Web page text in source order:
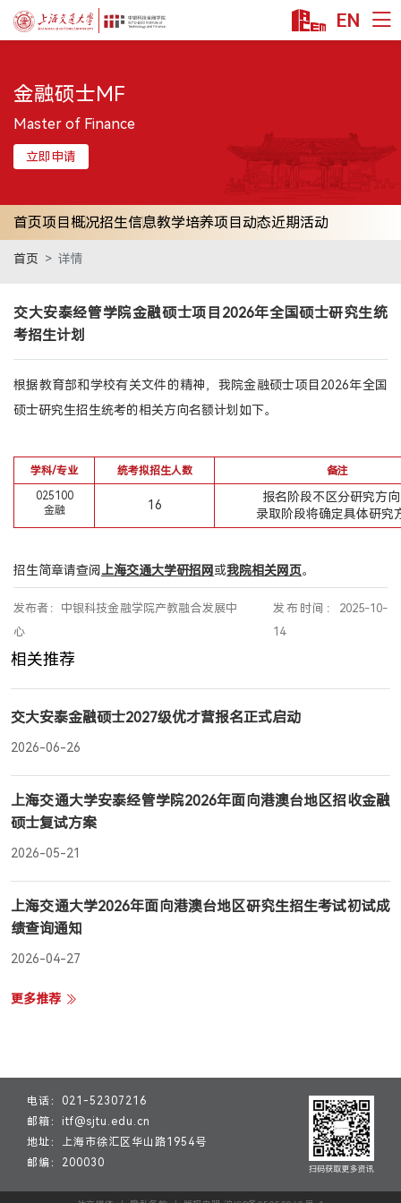
课程项目
技术转移硕士MTT
科技金融MBA
金融硕士MF
公益项目
教授/研究
双聘师资
生态活动
实训基地
教育捐赠
关于我们
领导寄语
媒体聚焦
办学场地
人才招聘
联系我们
TFMBA考生登录
MF考生登录
EN
金融硕士MF
Master of Finance
立即申请
首页项目概况招生信息教学培养项目动态近期活动
首页 详情
交大安泰经管学院金融硕士项目2026年全国硕士研究生统
考招生计划
根据教育部和学校有关文件的精神，我院金融硕士项目2026年全国
硕士研究生招生统考的相关方向名额计划如下。
学科/专业 统考拟招生人数
备注
025100
金融
16
报名阶段不区分研究方
录取阶段将确定具体研究
招生简章请查阅 上海交通大学研招网或我院相关网页。
发布者：中银科技金融学院产教融合发展中
心
发布时间：2025-10-
14
相关推荐
交大安泰金融硕士2027级优才营报名正式启动
2026-06-26
上海交通大学安泰经管学院2026年面向港澳台地区招收金融
硕士复试方案
2026-05-21
上海交通大学2026年面向港澳台地区研究生招生考试初试成
绩查询通知
2026-04-27
更多推荐
电话：021-52307216
邮箱：itf@sjtu.edu.cn
地址：上海市徐汇区华山路1954号
邮编：200030